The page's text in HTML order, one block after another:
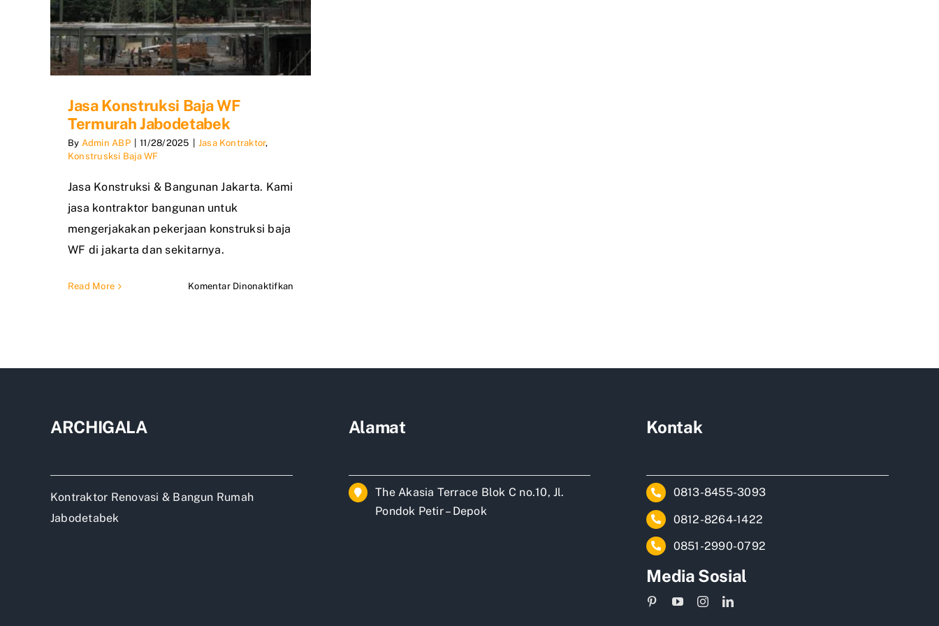
Jasa Konstruksi Baja WF
Termurah Jabodetabek
By Admin ABP 11/28/2025 Jasa Kontraktor,
Konstrusksi Baja WF
Jasa Konstruksi & Bangunan Jakarta. Kami
jasa kontraktor bangunan untuk
mengerjakakan pekerjaan konstruksi baja
WF di jakarta dan sekitarnya.
Read More Komentar Dinonaktifkan
Termurah
ARCHIGALA
Kontraktor Renovasi & Bangun Rumah
Jabodetabek
Alamat
The Akasia Terrace Blok C no.10, Jl.
Pondok Petir – Depok
Kontak
0813-8455-3093
0812-8264-1422
0851-2990-0792
Media Sosial